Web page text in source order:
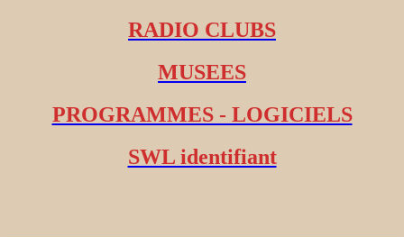
RADIO CLUBS
MUSEES
PROGRAMMES - LOGICIELS
SWL identifiant